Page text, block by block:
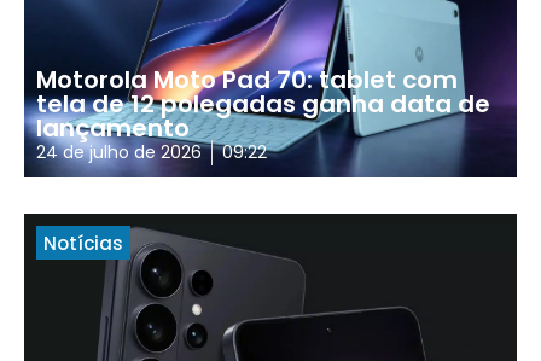
Motorola Moto Pad 70: tablet com
tela de 12 polegadas ganha data de
lançamento
24 de julho de 2026 09:22
Notícias